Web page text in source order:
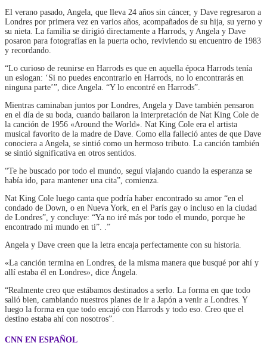
El verano pasado, Angela, que lleva 24 años sin cáncer, y Dave regresaron a
Londres por primera vez en varios años, acompañados de su hija, su yerno y
su nieta. La familia se dirigió directamente a Harrods, y Angela y Dave
posaron para fotografías en la puerta ocho, reviviendo su encuentro de 1983
y recordando.
“Lo curioso de reunirse en Harrods es que en aquella época Harrods tenía
un eslogan: ‘Si no puedes encontrarlo en Harrods, no lo encontrarás en
ninguna parte’”, dice Angela. “Y lo encontré en Harrods”.
Mientras caminaban juntos por Londres, Angela y Dave también pensaron
en el día de su boda, cuando bailaron la interpretación de Nat King Cole de
la canción de 1956 «Around the World». Nat King Cole era el artista
musical favorito de la madre de Dave. Como ella falleció antes de que Dave
conociera a Angela, se sintió como un hermoso tributo. La canción también
se sintió significativa en otros sentidos.
“Te he buscado por todo el mundo, seguí viajando cuando la esperanza se
había ido, para mantener una cita”, comienza.
Nat King Cole luego canta que podría haber encontrado su amor “en el
condado de Down, o en Nueva York, en el París gay o incluso en la ciudad
de Londres”, y concluye: “Ya no iré más por todo el mundo, porque he
encontrado mi mundo en ti”. .”
Angela y Dave creen que la letra encaja perfectamente con su historia.
«La canción termina en Londres, de la misma manera que busqué por ahí y
allí estaba él en Londres», dice Ángela.
“Realmente creo que estábamos destinados a serlo. La forma en que todo
salió bien, cambiando nuestros planes de ir a Japón a venir a Londres. Y
luego la forma en que todo encajó con Harrods y todo eso. Creo que el
destino estaba ahí con nosotros”.
CNN EN ESPAÑOL